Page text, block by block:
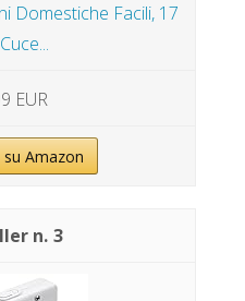
Domestiche Facili, 17
EUR
su Amazon
3